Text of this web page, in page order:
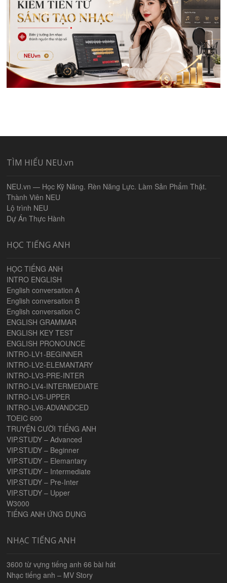
TÌM HIỂU NEU.vn
NEU.vn — Học Kỹ Năng. Rèn Năng Lực. Làm Sản Phẩm Thật.
Thành Viên NEU
Lộ trình NEU
Dự Án Thực Hành
HỌC TIẾNG ANH
HỌC TIẾNG ANH
INTRO ENGLISH
English conversation A
English conversation B
English conversation C
ENGLISH GRAMMAR
ENGLISH KEY TEST
ENGLISH PRONOUNCE
INTRO-LV1-BEGINNER
INTRO-LV2-ELEMANTARY
INTRO-LV3-PRE-INTER
INTRO-LV4-INTERMEDIATE
INTRO-LV5-UPPER
INTRO-LV6-ADVANDCED
TOEIC 600
TRUYỆN CƯỜI TIẾNG ANH
VIP.STUDY – Advanced
VIP.STUDY – Beginner
VIP.STUDY – Elemantary
VIP.STUDY – Intermediate
VIP.STUDY – Pre-Inter
VIP.STUDY – Upper
W3000
TIẾNG ANH ỨNG DỤNG
NHẠC TIẾNG ANH
3600 từ vựng tiếng anh 66 bài hát
Nhạc tiếng anh – MV Story